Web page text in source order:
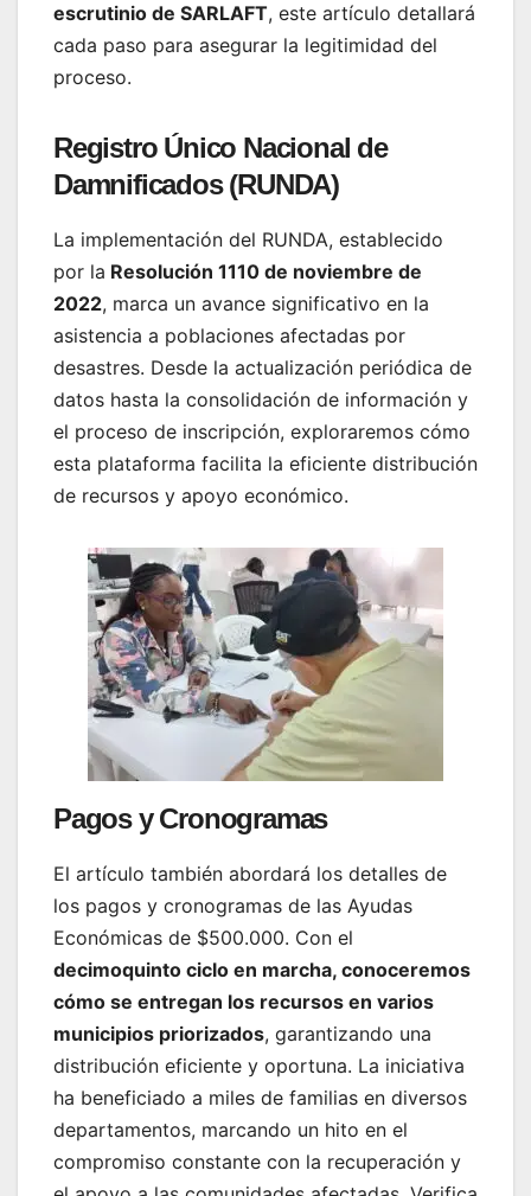
escrutinio de SARLAFT, este artículo detallará
cada paso para asegurar la legitimidad del
proceso.
Registro Único Nacional de
Damnificados (RUNDA)
La implementación del RUNDA, establecido
por la Resolución 1110 de noviembre de
2022, marca un avance significativo en la
asistencia a poblaciones afectadas por
desastres. Desde la actualización periódica de
datos hasta la consolidación de información y
el proceso de inscripción, exploraremos cómo
esta plataforma facilita la eficiente distribución
de recursos y apoyo económico.
Pagos y Cronogramas
El artículo también abordará los detalles de
los pagos y cronogramas de las Ayudas
Económicas de $500.000. Con el
decimoquinto ciclo en marcha, conoceremos
cómo se entregan los recursos en varios
municipios priorizados, garantizando una
distribución eficiente y oportuna. La iniciativa
ha beneficiado a miles de familias en diversos
departamentos, marcando un hito en el
compromiso constante con la recuperación y